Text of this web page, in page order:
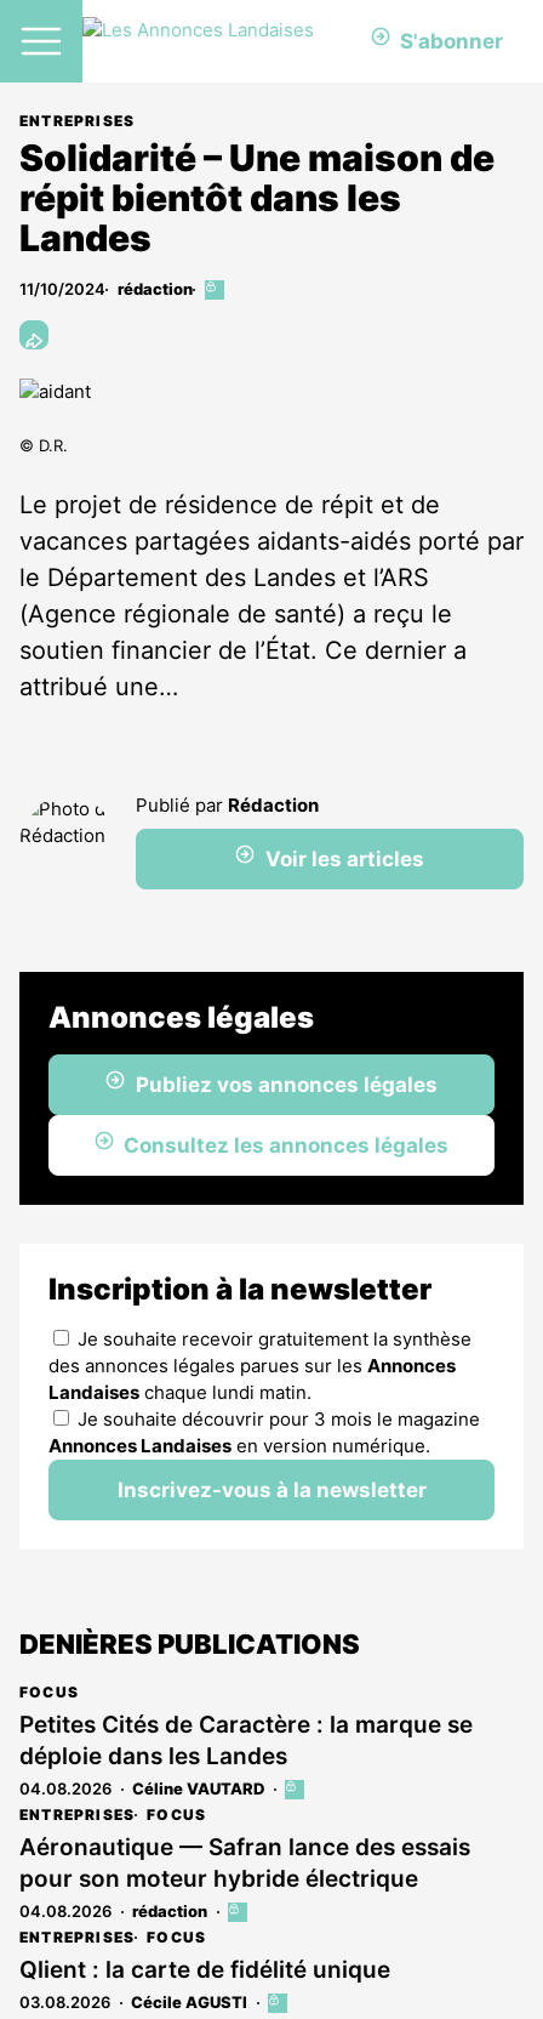
S'abonner
ENTREPRISES
Solidarité – Une maison de
répit bientôt dans les
Landes
11/10/2024 rédaction
Cet
© D.R.
Le projet de résidence de répit et de
vacances partagées aidants-aidés porté par
le Département des Landes et l’ARS
(Agence régionale de santé) a reçu le
soutien financier de l’État. Ce dernier a
attribué une…
Publié par Rédaction
Voir les articles
Annonces légales
Publiez vos annonces légales
Consultez les annonces légales
Inscription à la newsletter
Je souhaite recevoir gratuitement la synthèse
des annonces légales parues sur les Annonces
Landaises chaque lundi matin.
Je souhaite découvrir pour 3 mois le magazine
Annonces Landaises en version numérique.
Inscrivez-vous à la newsletter
DENIÈRES PUBLICATIONS
FOCUS
Petites Cités de Caractère : la marque se
déploie dans les Landes
04.08.2026 Céline VAUTARD
Cet
est
réservé
aux
ENTREPRISES FOCUS
Aéronautique — Safran lance des essais
pour son moteur hybride électrique
04.08.2026 rédaction
Cet
est
réservé
aux
ENTREPRISES FOCUS
Qlient : la carte de fidélité unique
03.08.2026 Cécile AGUSTI
Cet